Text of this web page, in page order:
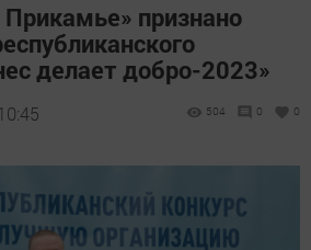
признано
делает добро-2023»
504 0 0